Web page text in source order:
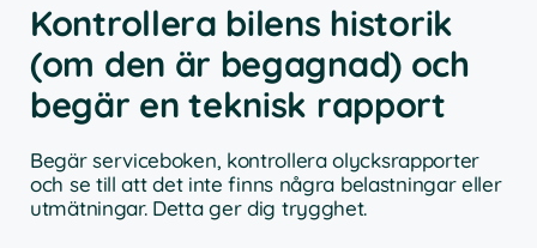
Kontrollera bilens historik
(om den är begagnad) och
begär en teknisk rapport
Begär serviceboken, kontrollera olycksrapporter
och se till att det inte finns några belastningar eller
utmätningar. Detta ger dig trygghet.